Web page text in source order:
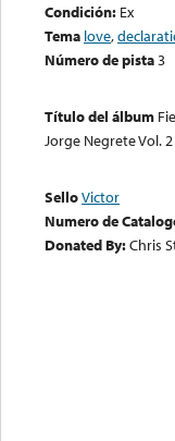
Condición: Ex
Tema love,
Número de pista3
Título del álbum
Jorge Negrete Vol. 2
SelloVictor
Numero de
Donated By:Chris